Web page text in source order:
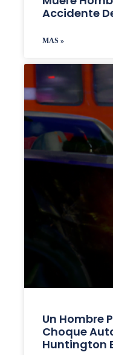
Accidente
MAS »
Un Hombre
Choque
Huntington